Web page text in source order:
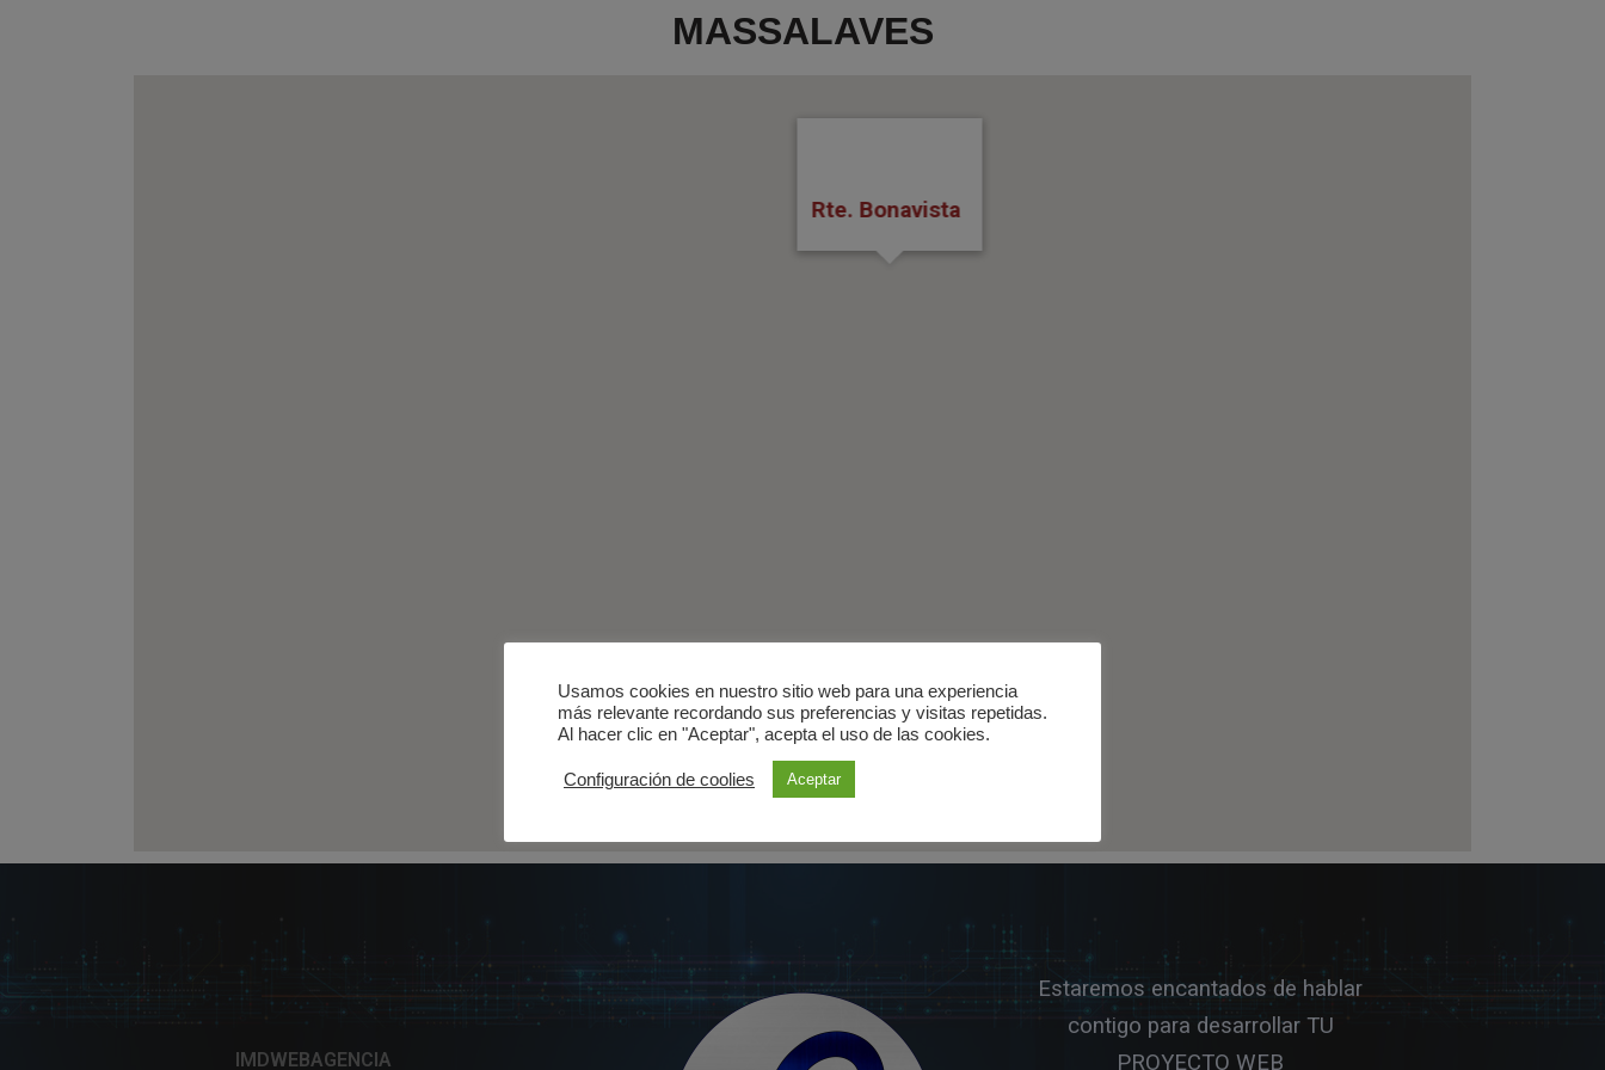
MASSALAVES
Rte. Bonavista
IMDWEBAGENCIA
Estaremos encantados de hablar
contigo para desarrollar TU
PROYECTO WEB
Usamos cookies en nuestro sitio web para una experiencia
más relevante recordando sus preferencias y visitas repetidas.
Al hacer clic en "Aceptar", acepta el uso de las cookies.
Configuración de coolies Aceptar